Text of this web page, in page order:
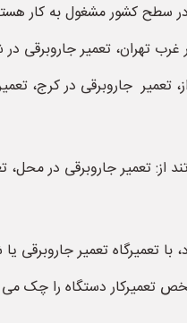
سطح کشور مشغول به کار
تهران، تعمیر جاروبرقی
تعمیر جاروبرقی در کرج،
تعمیر جاروبرقی در محل،
با تعمیرگاه تعمیر
تعمیرکار دستگاه را چک